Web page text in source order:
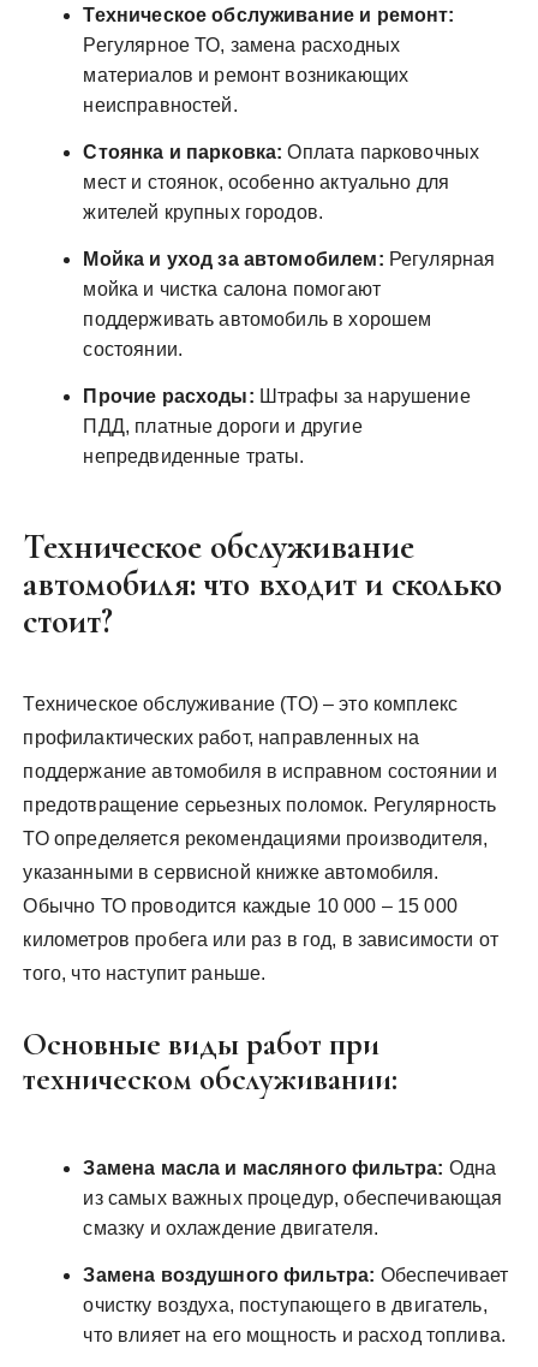
Техническое обслуживание и ремонт:
Регулярное ТО, замена расходных
материалов и ремонт возникающих
неисправностей.
Стоянка и парковка: Оплата парковочных
мест и стоянок, особенно актуально для
жителей крупных городов.
Мойка и уход за автомобилем: Регулярная
мойка и чистка салона помогают
поддерживать автомобиль в хорошем
состоянии.
Прочие расходы: Штрафы за нарушение
ПДД, платные дороги и другие
непредвиденные траты.
Техническое обслуживание
автомобиля: что входит и сколько
стоит?
Техническое обслуживание (ТО) – это комплекс
профилактических работ, направленных на
поддержание автомобиля в исправном состоянии и
предотвращение серьезных поломок. Регулярность
ТО определяется рекомендациями производителя,
указанными в сервисной книжке автомобиля.
Обычно ТО проводится каждые 10 000 – 15 000
километров пробега или раз в год, в зависимости от
того, что наступит раньше.
Основные виды работ при
техническом обслуживании:
Замена масла и масляного фильтра: Одна
из самых важных процедур, обеспечивающая
смазку и охлаждение двигателя.
Замена воздушного фильтра: Обеспечивает
очистку воздуха, поступающего в двигатель,
что влияет на его мощность и расход топлива.